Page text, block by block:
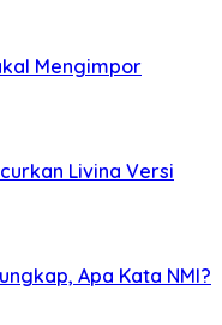
Mengimpor
Livina Versi
Apa Kata NMI?